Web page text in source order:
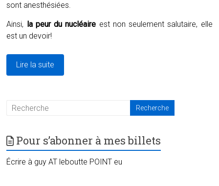
sont anesthésiées.
Ainsi, la peur du nucléaire est non seulement salutaire, elle
est un devoir!
Lire la suite
Pour s’abonner à mes billets
Écrire à guy AT leboutte POINT eu